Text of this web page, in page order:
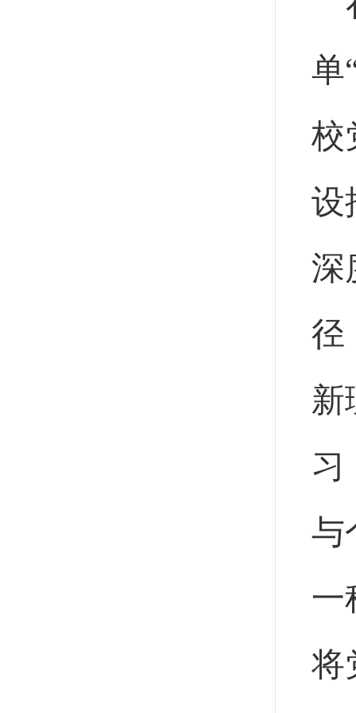
单
校
设
深
径
新
习
与
一
将